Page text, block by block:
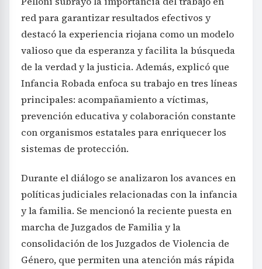
red para garantizar resultados efectivos y
destacó la experiencia riojana como un modelo
valioso que da esperanza y facilita la búsqueda
de la verdad y la justicia. Además, explicó que
Infancia Robada enfoca su trabajo en tres líneas
principales: acompañamiento a víctimas,
prevención educativa y colaboración constante
con organismos estatales para enriquecer los
sistemas de protección.
Durante el diálogo se analizaron los avances en
políticas judiciales relacionadas con la infancia
y la familia. Se mencionó la reciente puesta en
marcha de Juzgados de Familia y la
consolidación de los Juzgados de Violencia de
Género, que permiten una atención más rápida